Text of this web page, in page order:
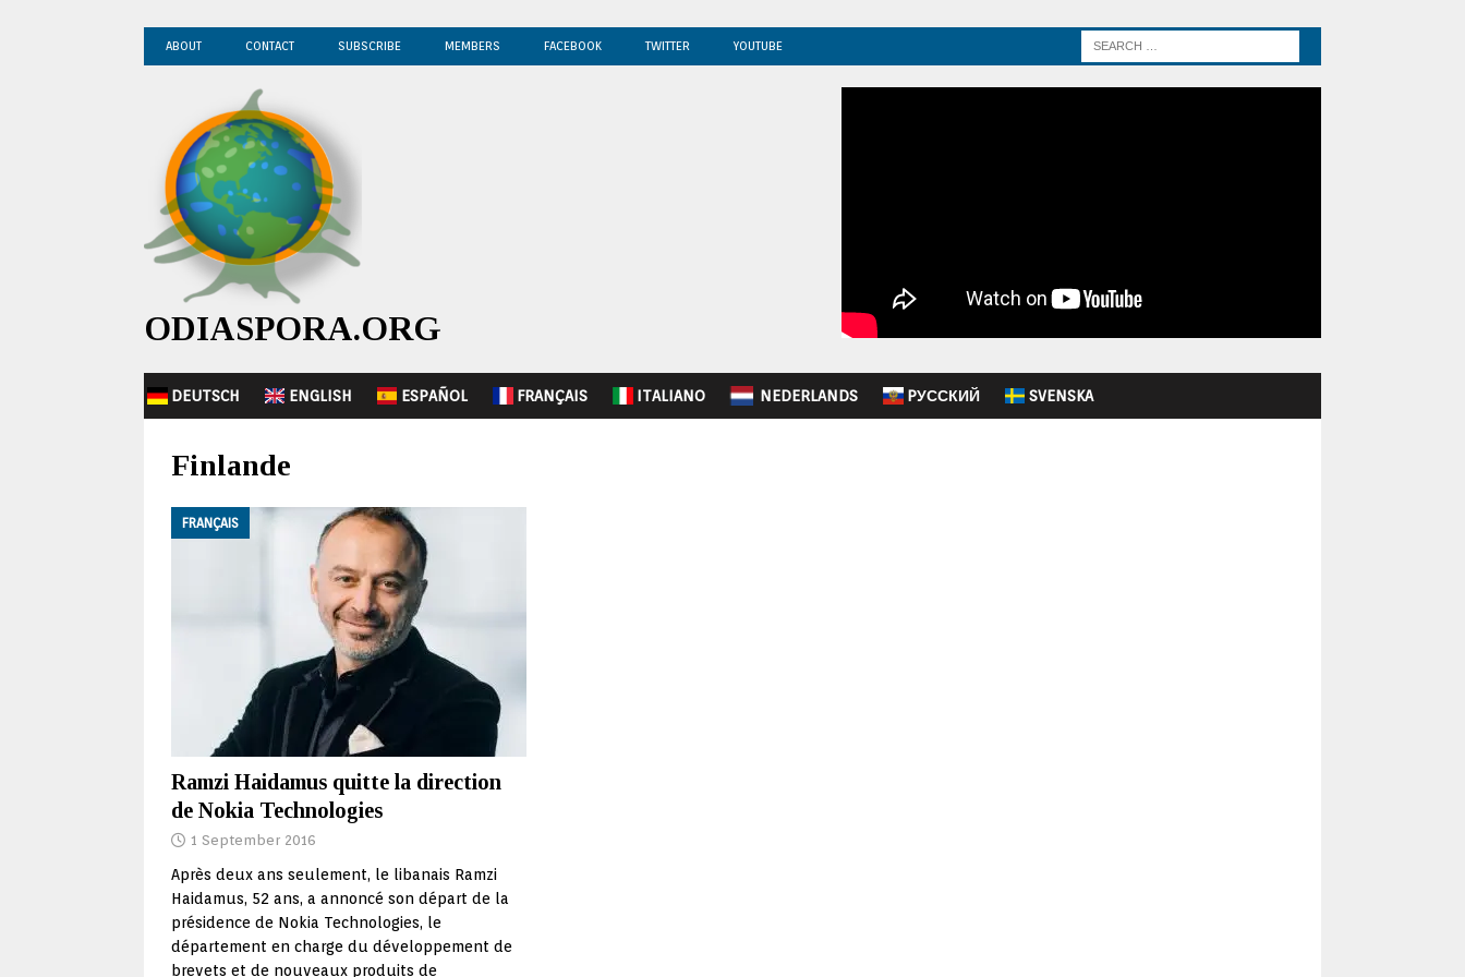
ABOUT CONTACT SUBSCRIBE MEMBERS FACEBOOK TWITTER YOUTUBE
ODIASPORA.ORG
DEUTSCH ENGLISH ESPAÑOL FRANÇAIS ITALIANO NEDERLANDS PУССКИЙ SVENSKA
Finlande
FRANÇAIS
Ramzi Haidamus quitte la direction
de Nokia Technologies
1 September 2016
Après deux ans seulement, le libanais Ramzi
Haidamus, 52 ans, a annoncé son départ de la
présidence de Nokia Technologies, le
département en charge du développement de
brevets et de nouveaux produits de